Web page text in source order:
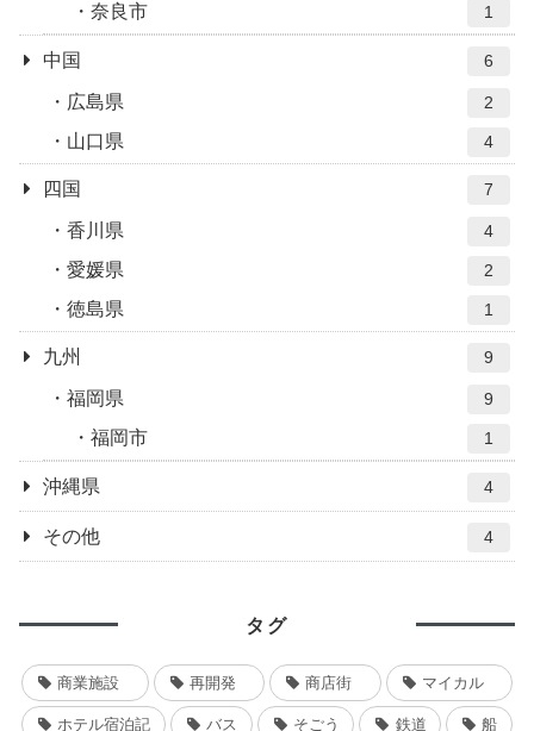
奈良市 1
中国 6
広島県 2
山口県 4
四国 7
香川県 4
愛媛県 2
徳島県 1
九州 9
福岡県 9
福岡市 1
沖縄県 4
その他 4
タグ
商業施設 再開発 商店街 マイカル
ホテル宿泊記 バス そごう 鉄道 船